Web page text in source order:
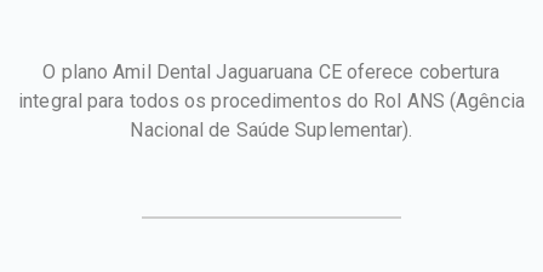
O plano Amil Dental Jaguaruana CE oferece cobertura
integral para todos os procedimentos do Rol ANS (Agência
Nacional de Saúde Suplementar).